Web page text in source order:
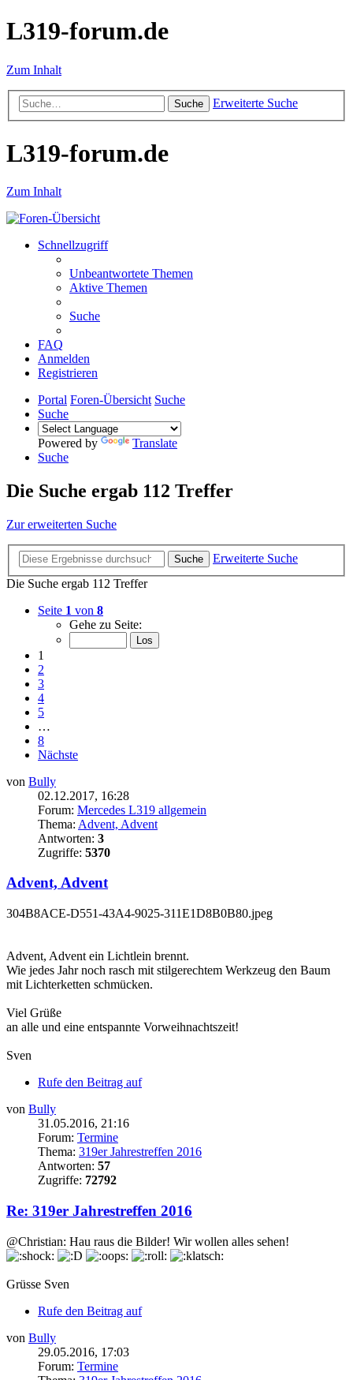
L319-forum.de
Zum Inhalt
Suche Erweiterte Suche
L319-forum.de
Zum Inhalt
Schnellzugriff
Unbeantwortete Themen
Aktive Themen
Suche
FAQ
Anmelden
Registrieren
Portal Foren-Übersicht Suche
Suche
Powered by
Translate
Suche
Die Suche ergab 112 Treffer
Zur erweiterten Suche
Suche
Erweiterte Suche
Die Suche ergab 112 Treffer
Seite 1 von 8
Gehe zu Seite:
1
2
3
4
5
…
8
Nächste
von Bully
02.12.2017, 16:28
Forum: Mercedes L319 allgemein
Thema: Advent, Advent
Antworten: 3
Zugriffe: 5370
Advent, Advent
304B8ACE-D551-43A4-9025-311E1D8B0B80.jpeg
Advent, Advent ein Lichtlein brennt.
Wie jedes Jahr noch rasch mit stilgerechtem Werkzeug den Baum
mit Lichterketten schmücken.
Viel Grüße
an alle und eine entspannte Vorweihnachtszeit!
Sven
Rufe den Beitrag auf
von Bully
31.05.2016, 21:16
Forum: Termine
Thema: 319er Jahrestreffen 2016
Antworten: 57
Zugriffe: 72792
Re: 319er Jahrestreffen 2016
@Christian: Hau raus die Bilder! Wir wollen alles sehen!
Grüsse Sven
Rufe den Beitrag auf
von Bully
29.05.2016, 17:03
Forum: Termine